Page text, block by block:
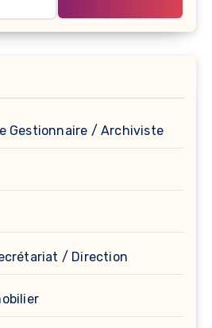
Gestionnaire / Archiviste
/ Direction